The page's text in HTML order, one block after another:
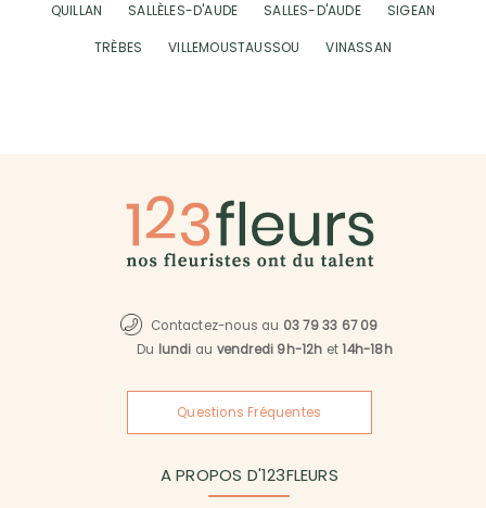
QUILLAN
SALLÈLES-D'AUDE SALLES-D'AUDE
SIGEAN
TRÈBES
VILLEMOUSTAUSSOU VINASSAN
Contactez-nous au 03 79 33 67 09
Du lundi au vendredi 9h-12h et14h-18h
Questions Fréquentes
A PROPOS D'123FLEURS